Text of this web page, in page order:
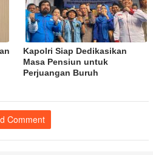
Kapolri Siap Dedikasikan
Masa Pensiun untuk
Perjuangan Buruh
Comment